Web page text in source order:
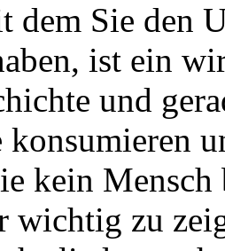
dem Sie den
ist ein
und
konsumieren
kein
wichtig zu